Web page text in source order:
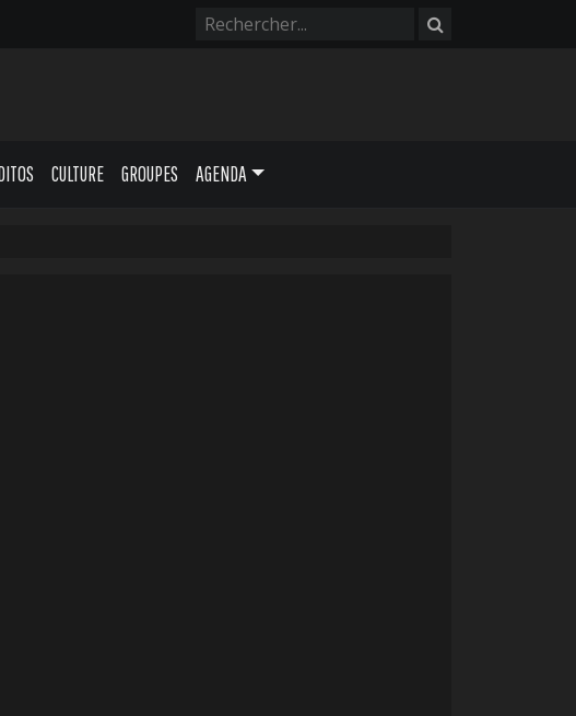
CULTURE GROUPES AGENDA